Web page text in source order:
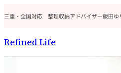
容
ス
キ
ッ
三重・全国対応 整理収納アドバイザー飯田ゆ
Refined Life